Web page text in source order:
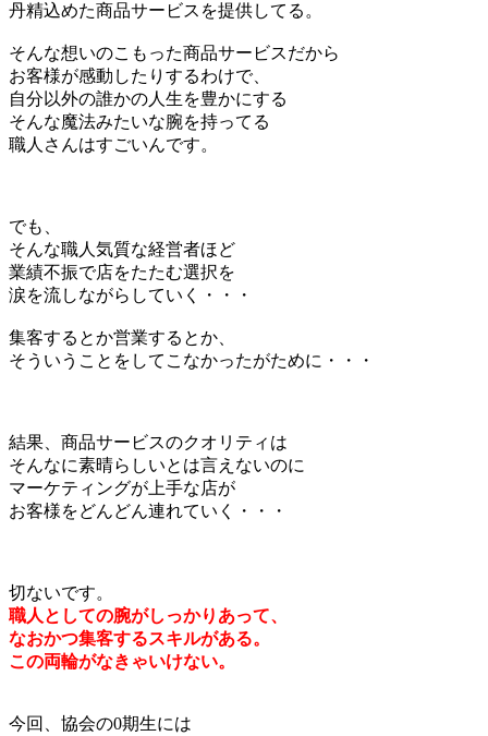
丹精込めた商品サービスを提供してる。
そんな想いのこもった商品サービスだから
お客様が感動したりするわけで、
自分以外の誰かの人生を豊かにする
そんな魔法みたいな腕を持ってる
職人さんはすごいんです。
でも、
そんな職人気質な経営者ほど
業績不振で店をたたむ選択を
涙を流しながらしていく・・・
集客するとか営業するとか、
そういうことをしてこなかったがために・・・
結果、商品サービスのクオリティは
そんなに素晴らしいとは言えないのに
マーケティングが上手な店が
お客様をどんどん連れていく・・・
切ないです。
職人としての腕がしっかりあって、
なおかつ集客するスキルがある。
この両輪がなきゃいけない。
今回、協会の0期生には